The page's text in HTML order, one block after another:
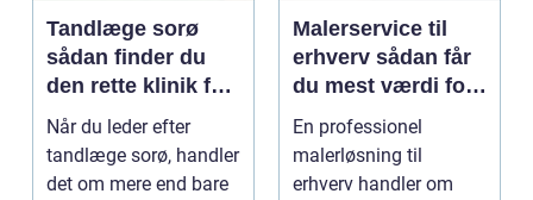
Tandlæge sorø
sådan finder du
den rette klinik for
dig
Når du leder efter
tandlæge sorø, handler
det om mere end bare
Malerservice til
erhverv sådan får
du mest værdi for
pengene
En professionel
malerløsning til
erhverv handler om